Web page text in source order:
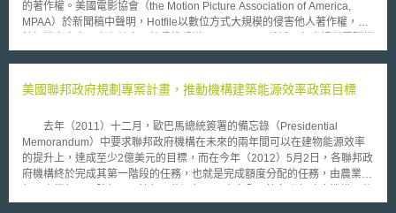
路安全知識與技能、優化歐盟整體網路安全系統）。 （4）7億歐元投入數
位技能培育（加強中小企業短期數位培訓課程、IT專業人員長期訓練、青年
先進數位技術、建構數位創新中心、關注新興技術發展）。
的著作權。美國電影協會（the Motion Picture Association of America,
MPAA）於新聞稿中聲明，Hotfile以數位方式大規模的侵害他人著作權，而
案寄存最熱門的網路空間（cyberlocker）服務業者之一，主要的業務在提
服務業者擁有龐大的儲存設備，並提供有限上傳檔案空間、檔案寄存時間及
費，以維持營運。跟BitTorrent不同的是，cyberlocker無需下載任何軟體即
可資訊共享，用戶只要上cyberlocker網站即可直接觀賞影片或電視節目。
MPAA在聲明中表示，Hotfile以支付費用之獎勵方式，鼓勵其會員上傳
並散布受著作權保護之最熱門的電影或電視節目到Hotfile網站，任何人均可
透過網路連結，到Hotfile網站下載受著作權保護之電影或電視節目。Hotfile
美國聯邦政府規劃專案計畫，推動機構建築能源效率政策目標
去年（2011）十二月，歐巴馬總統簽署的備忘錄（Presidential
Memorandum）中要求聯邦政府機構在未來的兩年間可以在建物能源效率
的提升上，達成至少2億美元的目標，而在今年（2012）5月2日，各聯邦政
府機構終於完成其第一階段的任務，也就是完成額度分配的任務，由農業
同參與並完成這2億目標額的分配。 在能源效率的提升計畫中，各機構